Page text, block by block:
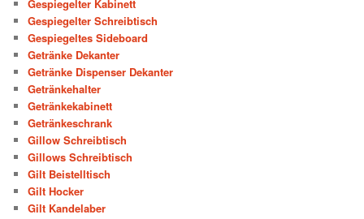
Gespiegelter Kabinett
Gespiegelter Schreibtisch
Gespiegeltes Sideboard
Getränke Dekanter
Getränke Dispenser Dekanter
Getränkehalter
Getränkekabinett
Getränkeschrank
Gillow Schreibtisch
Gillows Schreibtisch
Gilt Beistelltisch
Gilt Hocker
Gilt Kandelaber